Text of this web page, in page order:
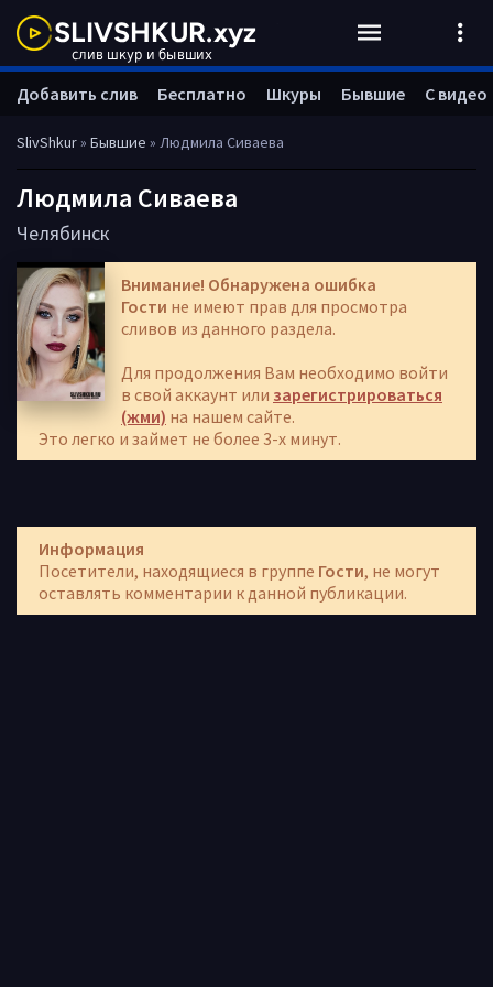
SlivShkur» Бывшие » Людмила Сиваева
Людмила Сиваева
Челябинск
Внимание! Обнаружена ошибка
Гости не имеют прав для просмотра
сливов из данного раздела.
Для продолжения Вам необходимо войти
в свой аккаунт или зарегистрироваться
(жми) на нашем сайте.
Это легко и займет не более 3-х минут.
Информация
Посетители, находящиеся в группе Гости, не могут
оставлять комментарии к данной публикации.
Добавить слив Бесплатно Шкуры Бывшие С видео